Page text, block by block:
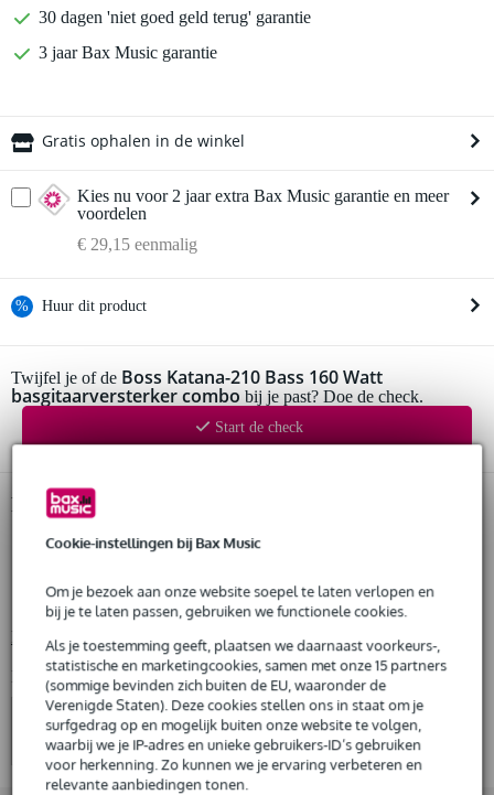
Cookie-instellingen bij Bax Music
Om je bezoek aan onze website soepel te laten verlopen en
bij je te laten passen, gebruiken we functionele cookies.
Als je toestemming geeft, plaatsen we daarnaast voorkeurs-,
statistische en marketingcookies, samen met onze 15 partners
(sommige bevinden zich buiten de EU, waaronder de
Verenigde Staten). Deze cookies stellen ons in staat om je
surfgedrag op en mogelijk buiten onze website te volgen,
waarbij we je IP-adres en unieke gebruikers-ID’s gebruiken
voor herkenning. Zo kunnen we je ervaring verbeteren en
relevante aanbiedingen tonen.
30 dagen 'niet goed geld terug' garantie
3 jaar Bax Music garantie
Gratis ophalen in de winkel
Kies nu voor 2 jaar extra Bax Music garantie en meer
voordelen
€ 29,15 eenmalig
% Huur dit product
Huur dit product al vanaf 42 euro per maand
Huur meerdere producten tegelijk: min. € 300,- en max.
Gratis thuisbezorgd of op te halen in de winkel
Snelle vervanging door Bax Music bij een defect
Twijfel je of de Boss Katana-210 Bass 160 Watt
basgitaarversterker combo bij je past? Doe de check.
Start de check
Productinformatie
Boss AB klasse basgitaarversterker combo
model: Katana-210 Bass
Bekijk alle productspecificaties
Bekijk ook eens (4)